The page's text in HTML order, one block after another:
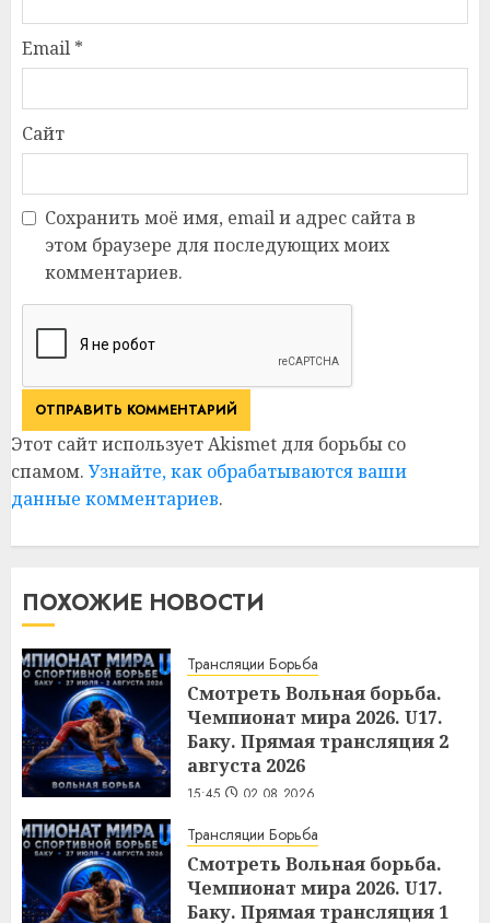
Email *
Сайт
Сохранить моё имя, email и адрес сайта в
этом браузере для последующих моих
комментариев.
Этот сайт использует Akismet для борьбы со
спамом. Узнайте, как обрабатываются ваши
данные комментариев.
ПОХОЖИЕ НОВОСТИ
Трансляции Борьба
Смотреть Вольная борьба.
Чемпионат мира 2026. U17.
Баку. Прямая трансляция 2
августа 2026
15:45 02.08.2026
Трансляции Борьба
Смотреть Вольная борьба.
Чемпионат мира 2026. U17.
Баку. Прямая трансляция 1